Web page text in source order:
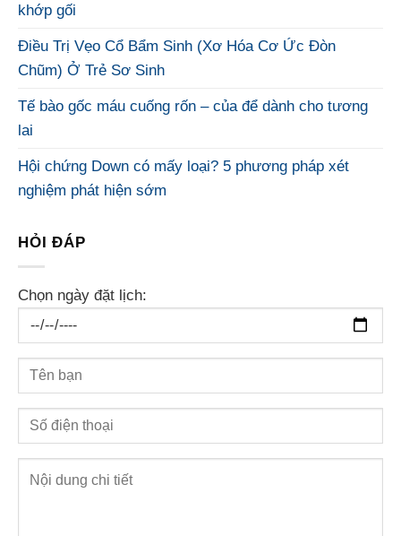
khớp gối
Điều Trị Vẹo Cổ Bẩm Sinh (Xơ Hóa Cơ Ức Đòn
Chũm) Ở Trẻ Sơ Sinh
Tế bào gốc máu cuống rốn – của để dành cho tương
lai
Hội chứng Down có mấy loại? 5 phương pháp xét
nghiệm phát hiện sớm
HỎI ĐÁP
Chọn ngày đặt lịch: